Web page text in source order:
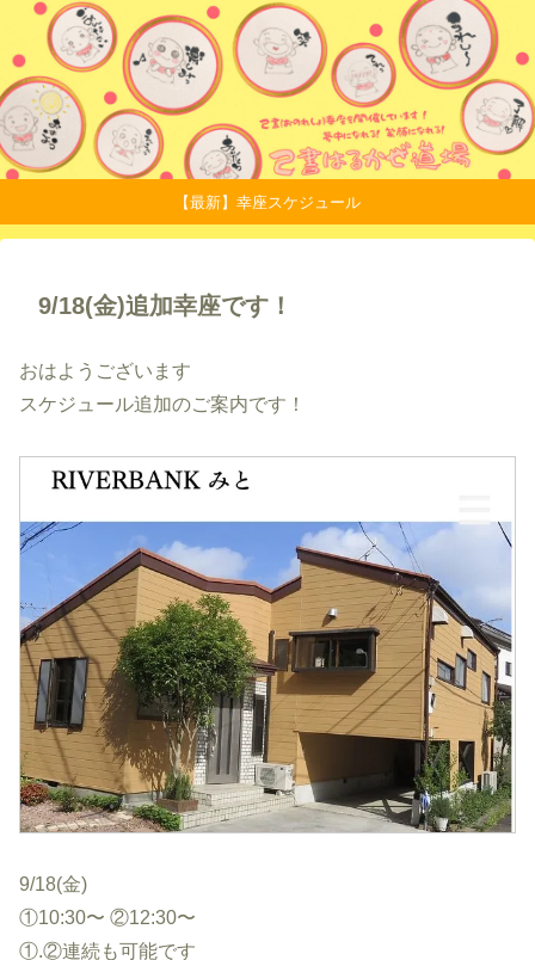
【最新】幸座スケジュール
9/18(金)追加幸座です！
おはようございます
スケジュール追加のご案内です！
9/18(金)
①10:30〜 ②12:30〜
①.②連続も可能です